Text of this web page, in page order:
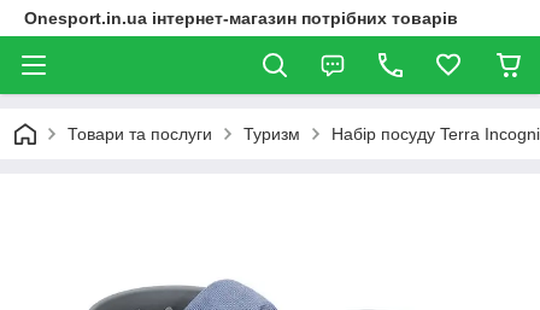
Onesport.in.ua інтернет-магазин потрібних товарів
Товари та послуги Туризм Набір посуду Terra